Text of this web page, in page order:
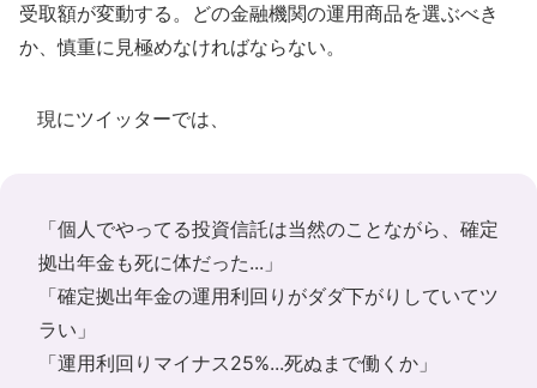
受取額が変動する。どの金融機関の運用商品を選ぶべき
か、慎重に見極めなければならない。
現にツイッターでは、
「個人でやってる投資信託は当然のことながら、確定
拠出年金も死に体だった...」
「確定拠出年金の運用利回りがダダ下がりしていてツ
ラい」
「運用利回りマイナス25%...死ぬまで働くか」